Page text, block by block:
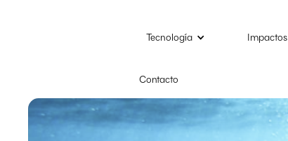
Tecnología Impactos
Contacto